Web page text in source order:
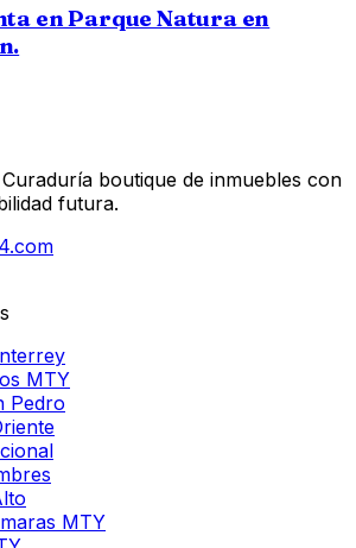
en Parque Natura en
boutique de inmuebles con
futura.
MTY
Pedro
MTY